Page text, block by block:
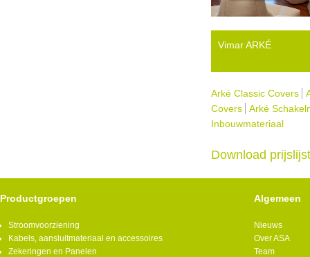
Vimar ARKÉ
Arké Classic Covers
Covers
Arké
Inbouwmateriaal
Download
Productgroepen
Stroomvoorziening
Kabels, aansluitmateriaal en accessoires
Zekeringen en Panelen
Algemeen
Nieuws
Over ASA
Team